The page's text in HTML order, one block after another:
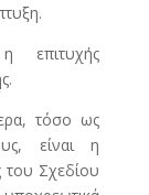
επιτυχής
τόσο ως
είναι η
του Σχεδίου